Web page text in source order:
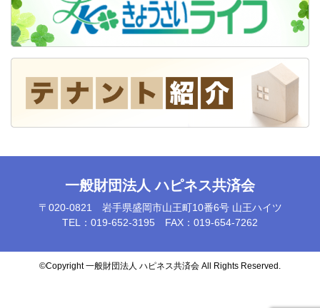
一般財団法人 ハピネス共済会
〒020-0821 岩手県盛岡市山王町10番6号 山王ハイツ
TEL：019-652-3195 FAX：019-654-7262
©️Copyright 一般財団法人 ハピネス共済会 All Rights Reserved.